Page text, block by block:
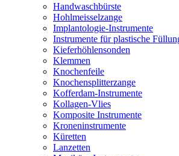
Handwaschbürste
Hohlmeisselzange
Implantologie-Instrumente
Instrumente für plastische
Kieferhöhlensonden
Klemmen
Knochenfeile
Knochensplitterzange
Kofferdam-Instrumente
Kollagen-Vlies
Komposite Instrumente
Kroneninstrumente
Küretten
Lanzetten